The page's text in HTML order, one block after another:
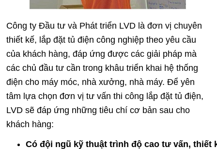
Công ty Đầu tư và Phát triển LVD là đơn vị chuyên
thiết kế, lắp đặt tủ điện công nghiệp theo yêu cầu
của khách hàng, đáp ứng được các giải pháp mà
các chủ đầu tư cần trong khâu triển khai hệ thống
điện cho máy móc, nhà xưởng, nhà máy. Để yên
tâm lựa chọn đơn vị tư vấn thi công lắp đặt tủ điện,
LVD sẽ đáp ứng những tiêu chí cơ bản sau cho
khách hàng:​
Có đội ngũ kỹ thuật trình độ cao tư vấn, thiết